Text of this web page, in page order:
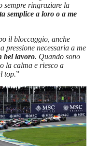
sempre ringraziare la
semplice a loro o a me
il bloccaggio, anche
pressione necessaria a me
bel lavoro. Quando sono
la calma e riesco a
top.”